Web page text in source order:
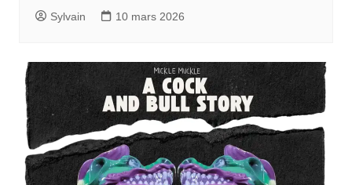
Sylvain 10 mars 2026